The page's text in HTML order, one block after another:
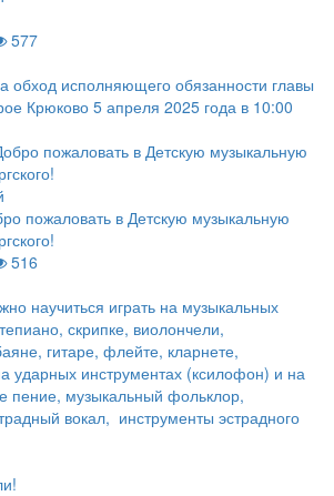
577
обход исполняющего обязанности главы
Крюково 5 апреля 2025 года в 10:00
пожаловать в Детскую музыкальную
516
научиться играть на музыкальных
скрипке, виолончели,
гитаре, флейте, кларнете,
ударных инструментах (ксилофон) и на
пение, музыкальный фольклор,
вокал, инструменты эстрадного